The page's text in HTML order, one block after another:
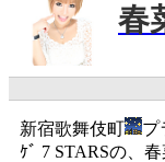
春
新宿歌舞伎町 プ
ｹﾞ 7 STARSの、